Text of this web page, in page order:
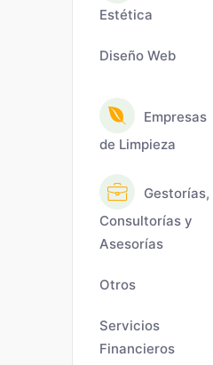
Estética
Diseño Web
Empresas
de Limpieza
Gestorías,
Consultorías y
Asesorías
Otros
Servicios
Financieros